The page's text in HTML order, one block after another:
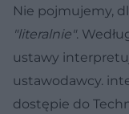
Nie pojmujemy,
"literalnie".
ustawy
ustawodawcy.
dostępie do